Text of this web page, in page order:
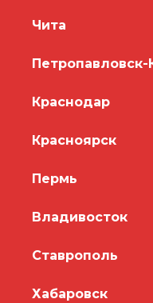
Чита
Петропавловск-
Краснодар
Красноярск
Пермь
Владивосток
Ставрополь
Хабаровск